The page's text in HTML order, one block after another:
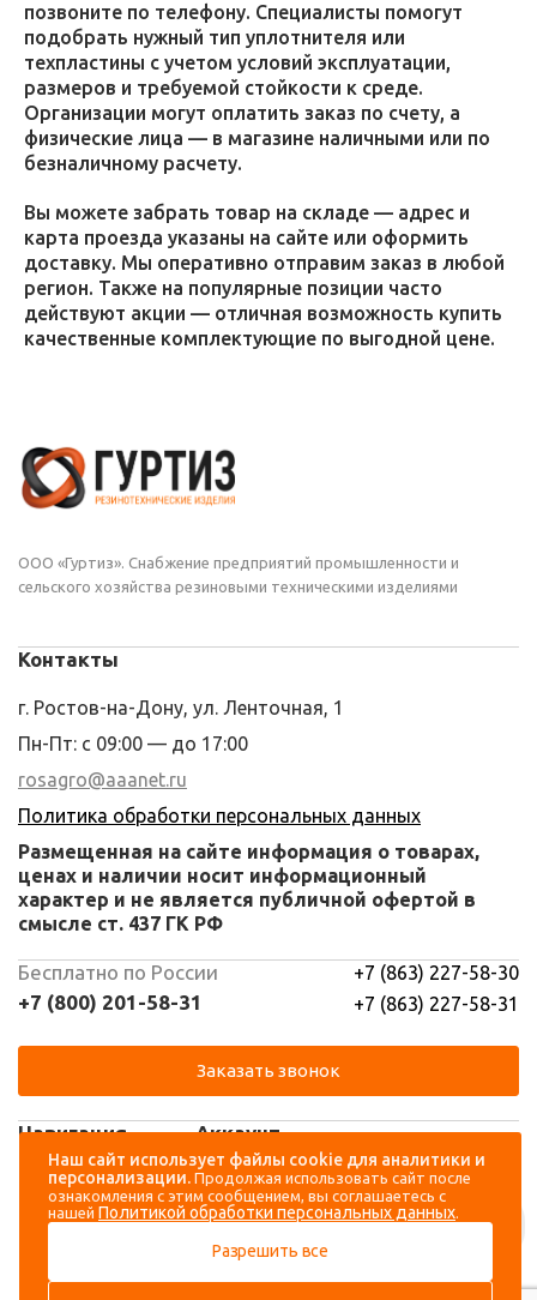
позвоните по телефону. Специалисты помогут
подобрать нужный тип уплотнителя или
техпластины с учетом условий эксплуатации,
размеров и требуемой стойкости к среде.
Организации могут оплатить заказ по счету, а
физические лица — в магазине наличными или по
безналичному расчету.
Вы можете забрать товар на складе — адрес и
карта проезда указаны на сайте или оформить
доставку. Мы оперативно отправим заказ в любой
регион. Также на популярные позиции часто
действуют акции — отличная возможность купить
качественные комплектующие по выгодной цене.
ООО «Гуртиз». Снабжение предприятий промышленности и
сельского хозяйства резиновыми техническими изделиями
Навигация
Каталог
О компании
Доставка и оплата
Аккаунт
Вход
Регистрация
Контакты
г. Ростов-на-Дону, ул. Ленточная, 1
Пн-Пт: с 09:00 — до 17:00
rosagro@aaanet.ru
Политика обработки персональных данных
Размещенная на сайте информация о товарах,
ценах и наличии носит информационный
характер и не является публичной офертой в
смысле ст. 437 ГК РФ
Бесплатно по России
+7 (800) 201-58-31
+7 (863) 227-58-30
+7 (863) 227-58-31
Заказать звонок
Наш сайт использует файлы cookie для аналитики и
персонализации. Продолжая использовать сайт после
ознакомления с этим сообщением, вы соглашаетесь с
нашей Политикой обработки персональных данных.
Разрешить все